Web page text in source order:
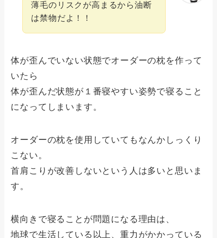
薄毛のリスクが高まるから油断
は禁物だよ！！
体が歪んでいない状態でオーダーの枕を作って
いたら
体が歪んだ状態が１番寝やすい姿勢で寝ること
になってしまいます。
オーダーの枕を使用していてもなんかしっくり
こない。
首肩こりが改善しないという人は多いと思いま
す。
横向きで寝ることが問題になる理由は、
地球で生活している以上、重力がかかっている